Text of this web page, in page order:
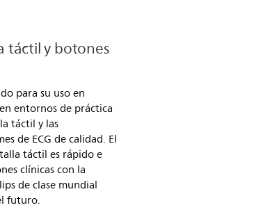
táctil y botones
para su uso en
entornos de práctica
táctil y las
de ECG de calidad. El
táctil es rápido e
clínicas con la
de clase mundial
futuro.